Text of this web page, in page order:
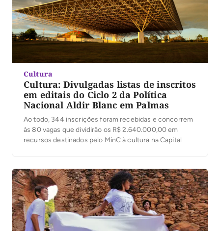
Cultura
Cultura: Divulgadas listas de inscritos
em editais do Ciclo 2 da Política
Nacional Aldir Blanc em Palmas
Ao todo, 344 inscrições foram recebidas e concorrem
às 80 vagas que dividirão os R$ 2.640.000,00 em
recursos destinados pelo MinC à cultura na Capital